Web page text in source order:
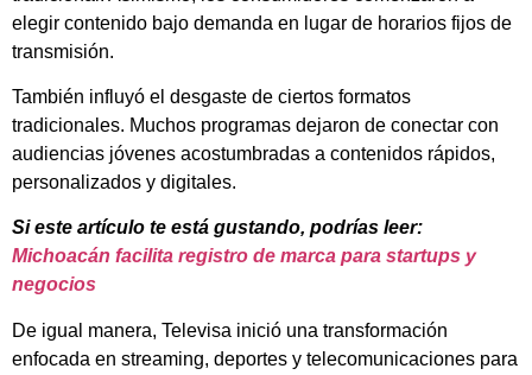
elegir contenido bajo demanda en lugar de horarios fijos de
transmisión.
También influyó el desgaste de ciertos formatos
tradicionales. Muchos programas dejaron de conectar con
audiencias jóvenes acostumbradas a contenidos rápidos,
personalizados y digitales.
Si este artículo te está gustando, podrías leer:
Michoacán facilita registro de marca para startups y
negocios
De igual manera, Televisa inició una transformación
enfocada en streaming, deportes y telecomunicaciones para